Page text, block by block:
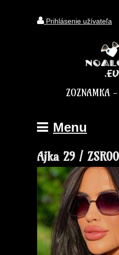
Prihlásenie užívateľa
ZOZNAMKA -
Menu
Ajka 29 /